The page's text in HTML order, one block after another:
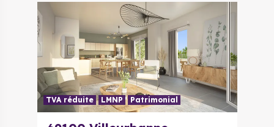
TVA réduite LMNP Patrimonial